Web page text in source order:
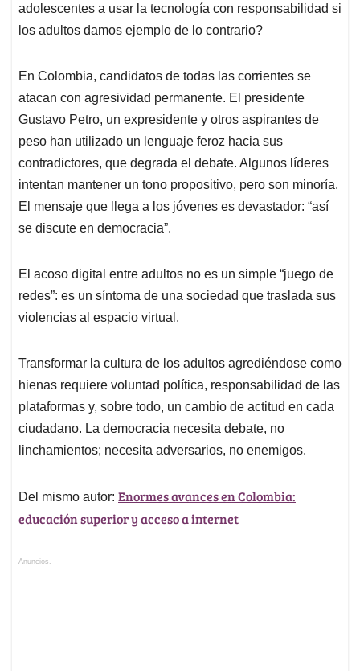
adolescentes a usar la tecnología con responsabilidad si
los adultos damos ejemplo de lo contrario?
En Colombia, candidatos de todas las corrientes se
atacan con agresividad permanente. El presidente
Gustavo Petro, un expresidente y otros aspirantes de
peso han utilizado un lenguaje feroz hacia sus
contradictores, que degrada el debate. Algunos líderes
intentan mantener un tono propositivo, pero son minoría.
El mensaje que llega a los jóvenes es devastador: “así
se discute en democracia”.
El acoso digital entre adultos no es un simple “juego de
redes”: es un síntoma de una sociedad que traslada sus
violencias al espacio virtual.
Transformar la cultura de los adultos agrediéndose como
hienas requiere voluntad política, responsabilidad de las
plataformas y, sobre todo, un cambio de actitud en cada
ciudadano. La democracia necesita debate, no
linchamientos; necesita adversarios, no enemigos.
Del mismo autor: Enormes avances en Colombia:
educación superior y acceso a internet
Anuncios.